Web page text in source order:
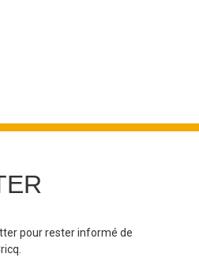
pour rester informé de